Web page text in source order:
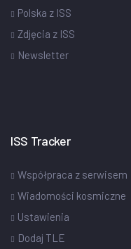
Polska z ISS
Zdjęcia z ISS
Newsletter
ISS Tracker
Współpraca z serwisem
Wiadomości kosmiczne
Ustawienia
Dodaj TLE